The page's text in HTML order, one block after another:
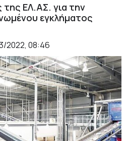
της ΕΛ.ΑΣ. για την
εγκλήματος
2022, 08:46